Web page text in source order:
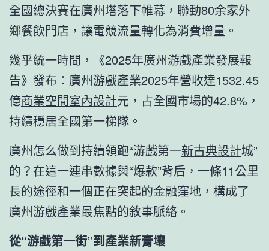
全國總決賽在廣州塔落下帷幕，聯動80余家外
鄉餐飲門店，讓電競流量轉化為消費增量。
幾乎統一時間，《2025年廣州游戲產業發展報
告》發布：廣州游戲產業2025年營收達1532.45
億商業空間室內設計元，占全國市場的42.8%，
持續穩居全國第一梯隊。
廣州怎么做到持續領跑“游戲第一新古典設計城”
的？在這一連串數據與“爆款”背后，一條11公里
長的途徑和一個正在突起的金融窪地，構成了
廣州游戲產業最焦點的敘事脈絡。
從“游戲第一街”到產業新膏壤